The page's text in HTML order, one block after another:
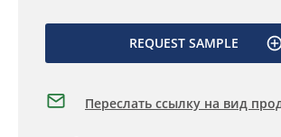
REQUEST SAMPLE
Переслать ссылку на вид